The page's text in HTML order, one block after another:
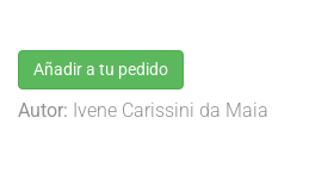
Añadir a tu pedido
Autor: Ivene Carissini da Maia